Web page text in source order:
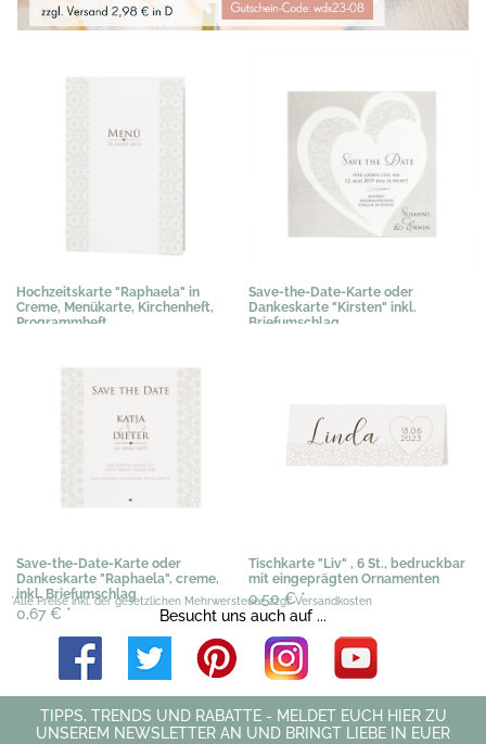
Hochzeitskarte "Raphaela" in
Creme, Menükarte, Kirchenheft,
Programmheft
Save-the-Date-Karte oder
Dankeskarte "Kirsten" inkl.
Briefumschlag
Save-the-Date-Karte oder
Dankeskarte "Raphaela", creme,
inkl. Briefumschlag
0,67 € *
Tischkarte "Liv" , 6 St., bedruckbar
mit eingeprägten Ornamenten
0,50 €*
*Alle Preise inkl. der gesetzlichen Mehrwersteuer, zzgl. Versandkosten
Besucht uns auch auf ...
TIPPS, TRENDS UND RABATTE - MELDET EUCH HIER ZU
UNSEREM NEWSLETTER AN UND BRINGT LIEBE IN EUER